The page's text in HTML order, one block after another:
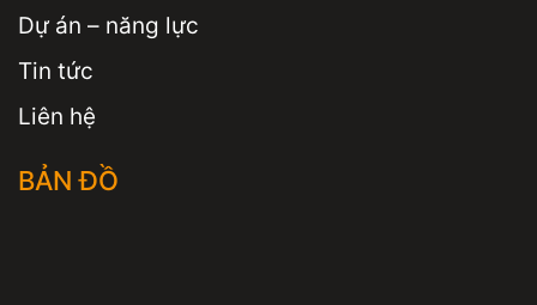
Dự án – năng lực
Tin tức
Liên hệ
BẢN ĐỒ